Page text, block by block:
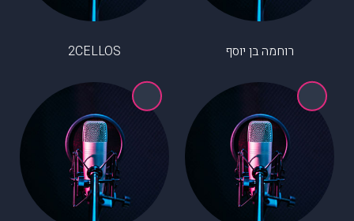
רוחמה בן יוסף 2CELLOS